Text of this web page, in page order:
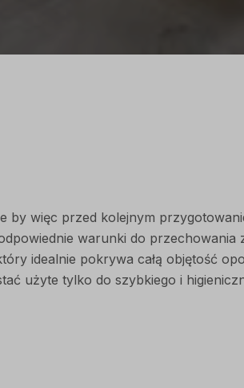
więc przed kolejnym
warunki do
idealnie pokrywa całą objętość
użyte tylko do szybkiego i